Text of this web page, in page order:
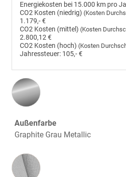
Energiekosten bei 15.000 km pro
CO2 Kosten (niedrig) (Kosten
1.179,- €
CO2 Kosten (mittel) (Kosten
2.800,12 €
CO2 Kosten (hoch) (Kosten
Jahressteuer: 105,- €
Außenfarbe
Graphite Grau Metallic
Innenausstattung